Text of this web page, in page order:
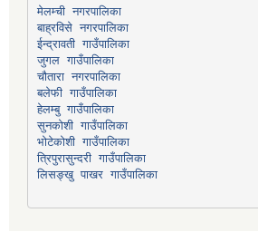
मेलम्ची नगरपालिका
बाह्रविसे नगरपालिका
ईन्द्रावती गाउँपालिका
जुगल गाउँपालिका
चौतारा नगरपालिका
बलेफी गाउँपालिका
हेलम्बु गाउँपालिका
सुनकोशी गाउँपालिका
भोटेकोशी गाउँपालिका
त्रिपुरासुन्दरी गाउँपालिका
लिसङ्खु पाखर गाउँपालिका